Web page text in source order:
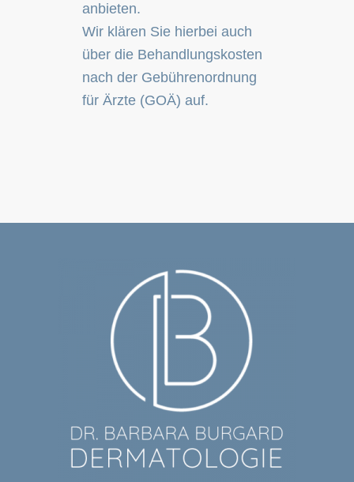
anbieten.
Wir klären Sie hierbei auch
über die Behandlungskosten
nach der Gebührenordnung
für Ärzte (GOÄ) auf.